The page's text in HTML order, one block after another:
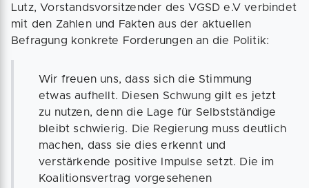
Lutz, Vorstandsvorsitzender des VGSD e.V verbindet
mit den Zahlen und Fakten aus der aktuellen
Befragung konkrete Forderungen an die Politik:
Wir freuen uns, dass sich die Stimmung
etwas aufhellt. Diesen Schwung gilt es jetzt
zu nutzen, denn die Lage für Selbstständige
bleibt schwierig. Die Regierung muss deutlich
machen, dass sie dies erkennt und
verstärkende positive Impulse setzt. Die im
Koalitionsvertrag vorgesehenen